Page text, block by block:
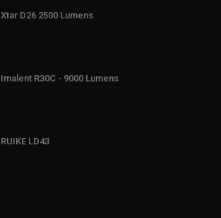
Xtar D26 2500 Lumens
Imalent R30C - 9000 Lumens
RUIKE LD43